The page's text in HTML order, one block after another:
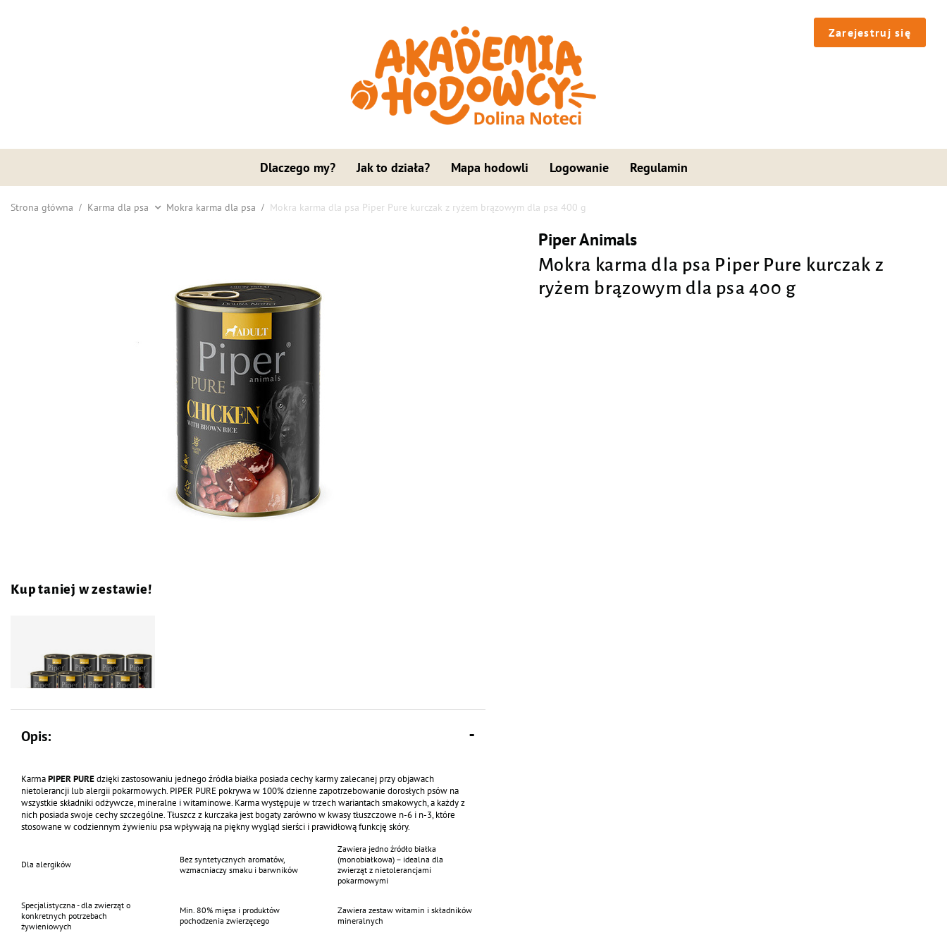
Zarejestruj się
Dlaczego my? Jak to działa? Mapa hodowli Logowanie Regulamin
Strona główna Karma dla psa Mokra karma dla psa Mokra karma dla psa Piper Pure kurczak z ryżem brązowym dla psa 400 g
Piper Animals
Mokra karma dla psa Piper Pure kurczak z
ryżem brązowym dla psa 400 g
Kup taniej w zestawie!
Mokra karma dla psa Piper Pure
kurczak z ryżem brązowym zestaw
12 x 400 g
Opis:
KarmaPIPER PUREdzięki zastosowaniu jednego źródła białka posiada cechy karmy zalecanej przy objawach
nietolerancji lub alergii pokarmowych. PIPER PURE pokrywa w 100% dzienne zapotrzebowanie dorosłych psów na
wszystkie składniki odżywcze, mineralne i witaminowe. Karma występuje w trzech wariantach smakowych, a każdy z
nich posiada swoje cechy szczególne. Tłuszcz z kurczaka jest bogaty zarówno w kwasy tłuszczowe n-6 i n-3, które
stosowane w codziennym żywieniu psa wpływają na piękny wygląd sierści i prawidłową funkcję skóry.
Dla alergików
Bez syntetycznych aromatów,
wzmacniaczy smaku i barwników
Zawiera jedno źródło białka
(monobiałkowa) – idealna dla
zwierząt z nietolerancjami
pokarmowymi
Specjalistyczna - dla zwierząt o
konkretnych potrzebach
żywieniowych
Min. 80% mięsa i produktów
pochodzenia zwierzęcego
Zawiera zestaw witamin i składników
mineralnych